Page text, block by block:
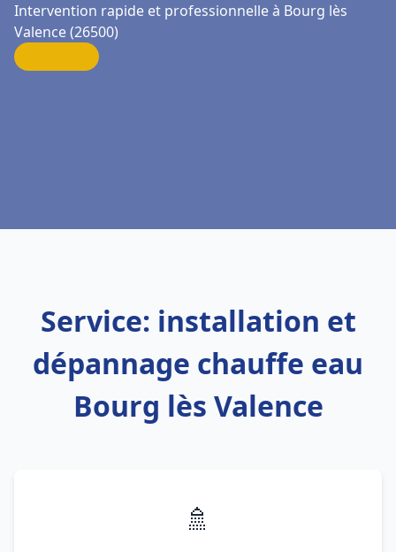
Intervention rapide et professionnelle à Bourg lès
Valence (26500)
Service: installation et
dépannage chauffe eau
Bourg lès Valence
🚿